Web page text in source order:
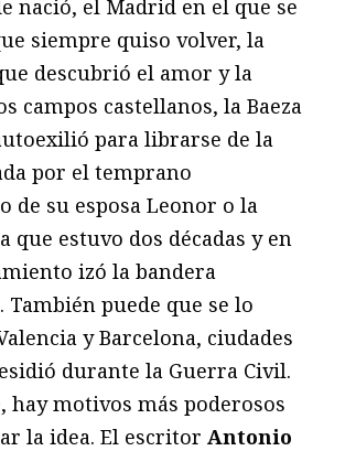
nació, el Madrid en el que se
siempre quiso volver, la
descubrió el amor y la
campos castellanos, la Baeza
para librarse de la
por el temprano
de su esposa Leonor o la
que estuvo dos décadas y en
izó la bandera
También puede que se lo
y Barcelona, ciudades
durante la Guerra Civil.
hay motivos más poderosos
la idea. El escritor Antonio